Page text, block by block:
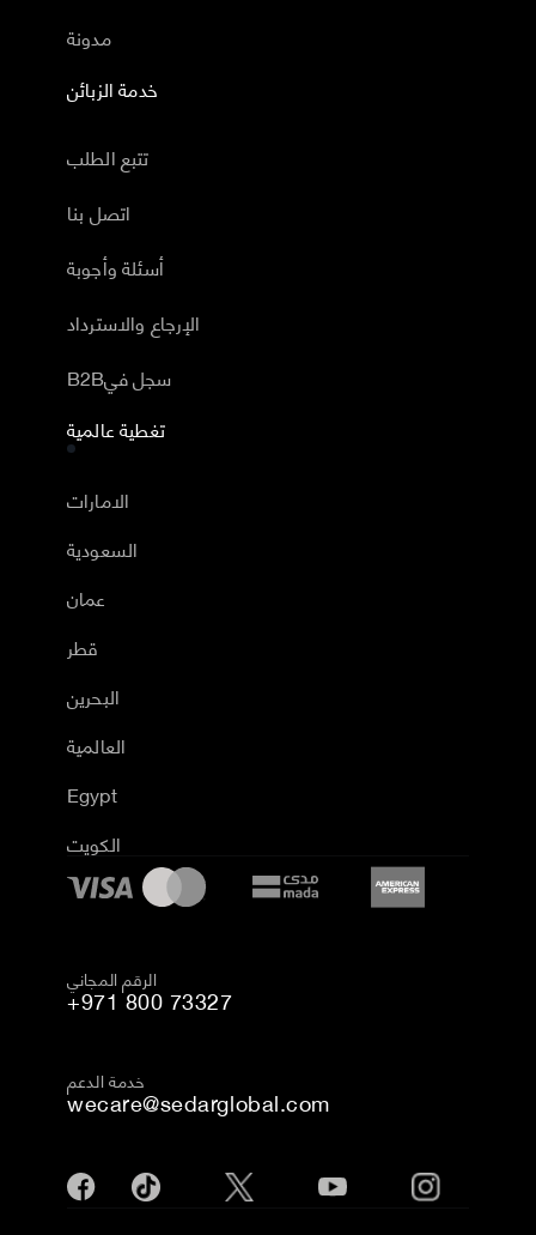
مدونة
خدمة الزبائن
تتبع الطلب
اتصل بنا
أسئلة وأجوبة
الإرجاع والاسترداد
B2Bسجل في
تغطية عالمية
الامارات
السعودية
عمان
قطر
البحرين
العالمية
Egypt
الكويت
الرقم المجاني
+971 800 73327
خدمة الدعم
wecare@sedarglobal.com